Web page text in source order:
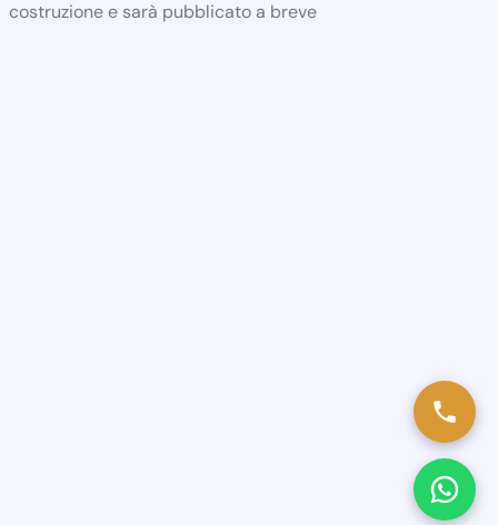
costruzione e sarà pubblicato a breve